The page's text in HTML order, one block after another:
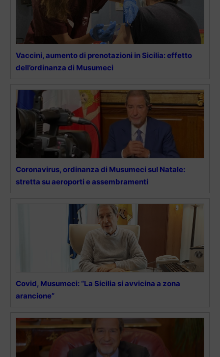
Vaccini, aumento di prenotazioni in Sicilia: effetto
dell’ordinanza di Musumeci
Coronavirus, ordinanza di Musumeci sul Natale:
stretta su aeroporti e assembramenti
Covid, Musumeci: “La Sicilia si avvicina a zona
arancione”